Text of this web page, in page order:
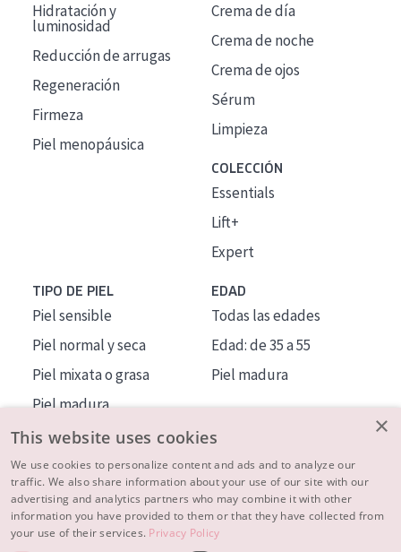
Hidratación y
luminosidad
Reducción de arrugas
Regeneración
Firmeza
Piel menopáusica
Crema de día
Crema de noche
Crema de ojos
Sérum
Limpieza
COLECCIÓN
Essentials
Lift+
Expert
TIPO DE PIEL
Piel sensible
Piel normal y seca
Piel mixata o grasa
Piel madura
Piel expuesta al sol
Piel menopáusica
EDAD
Todas las edades
Edad: de 35 a 55
Piel madura
MÁS SOBRE NOSOTROS
INSPIRACIÓN
×
This website uses cookies
We use cookies to personalize content and ads and to analyze our
traffic. We also share information about your use of our site with our
advertising and analytics partners who may combine it with other
information you have provided to them or that they have collected from
your use of their services. Privacy Policy